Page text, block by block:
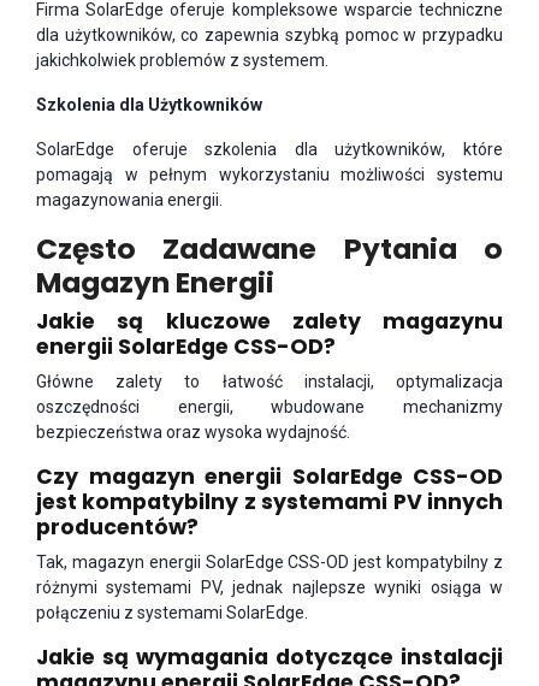
Firma SolarEdge oferuje kompleksowe wsparcie techniczne
dla użytkowników, co zapewnia szybką pomoc w przypadku
jakichkolwiek problemów z systemem.
Szkolenia dla Użytkowników
SolarEdge oferuje szkolenia dla użytkowników, które
pomagają w pełnym wykorzystaniu możliwości systemu
magazynowania energii.
Często Zadawane Pytania o
Magazyn Energii
Jakie są kluczowe zalety magazynu
energii SolarEdge CSS-OD?
Główne zalety to łatwość instalacji, optymalizacja
oszczędności energii, wbudowane mechanizmy
bezpieczeństwa oraz wysoka wydajność.
Czy magazyn energii SolarEdge CSS-OD
jest kompatybilny z systemami PV innych
producentów?
Tak, magazyn energii SolarEdge CSS-OD jest kompatybilny z
różnymi systemami PV, jednak najlepsze wyniki osiąga w
połączeniu z systemami SolarEdge.
Jakie są wymagania dotyczące instalacji